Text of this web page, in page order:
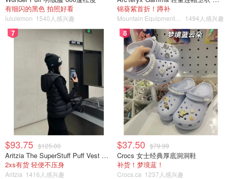
有细闪的黑色 拍照好看
lululemon 1540人感兴趣
锦葵紫首折！蹲补
1494人感兴趣
7
$93.75 $125.00
Aritzia The SuperStuff Puff Vest 轻盈亮面马甲
2xs有货 轻便不压身
Aritzia 1416人感兴趣
8
$37.50 $79.99
Crocs 女士经典厚底洞洞鞋
补货！梦境蓝！
Crocs.ca 1237人感兴趣